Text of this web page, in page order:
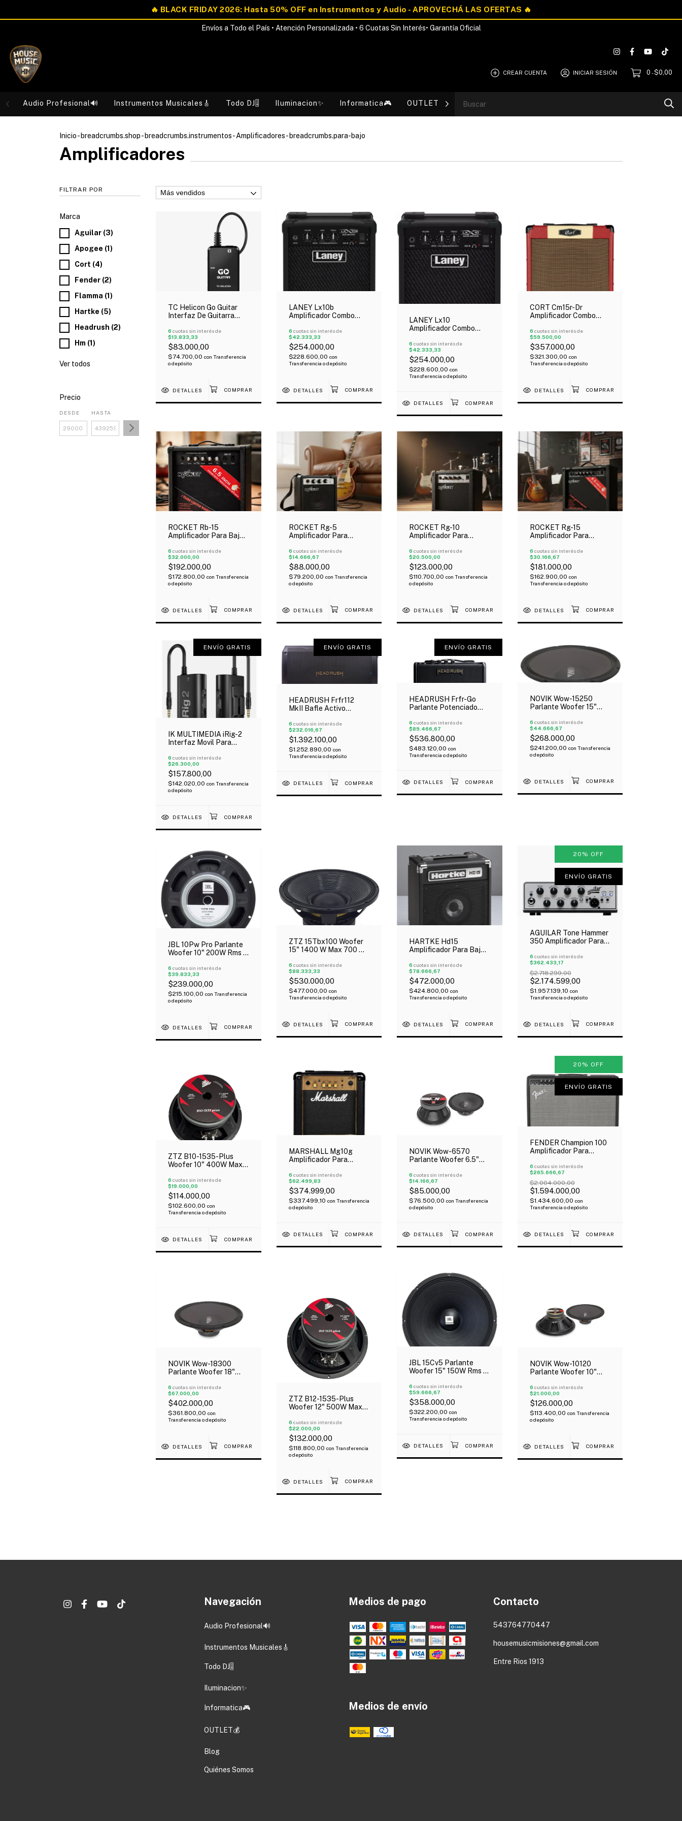
Envíos a Todo el País • Atención Personalizada • 6 Cuotas Sin Interés• Garantía Oficial
CREAR CUENTA INICIAR SESIÓN 0 -$0,00
Audio Profesional🔊 Instrumentos Musicales🎸 Todo DJ🎚️ Iluminacion✨ Informatica🎮 OUTLET💰 Blog
Inicio- breadcrumbs.shop- breadcrumbs.instrumentos- Amplificadores- breadcrumbs.para-bajo
Amplificadores
FILTRAR POR
Marca
Aguilar (3)
Apogee (1)
Cort (4)
Fender (2)
Flamma (1)
Hartke (5)
Headrush (2)
Hm (1)
Ver todos
Precio
DESDE HASTA
TC Helicon Go Guitar
Interfaz De Guitarra
Dispositivos Móviles
Oferta!
6 cuotas sin interés de
$13.833,33
$83.000,00
$74.700,00 con Transferencia
o depósito
DETALLES
LANEY Lx10b
Amplificador Combo
6 cuotas sin interés de
$42.333,33
$254.000,00
$228.600,00 con
Transferencia o depósito
DETALLES
LANEY Lx10
Amplificador Combo
10W 1X5"
6 cuotas sin interés de
$42.333,33
$254.000,00
$228.600,00 con
Transferencia o depósito
DETALLES
CORT Cm15r-Dr
Amplificador Combo
Eléctrica Reverb
6 cuotas sin interés de
$59.500,00
$357.000,00
$321.300,00 con
Transferencia o depósito
DETALLES
ROCKET Rb-15
Amplificador Para Bajo
6 cuotas sin interés de
$32.000,00
$192.000,00
$172.800,00 con Transferencia
o depósito
DETALLES
ROCKET Rg-5
Amplificador Para
Watts
6 cuotas sin interés de
$14.666,67
$88.000,00
$79.200,00 con Transferencia
o depósito
DETALLES
ROCKET Rg-10
Amplificador Para
Watts
6 cuotas sin interés de
$20.500,00
$123.000,00
$110.700,00 con Transferencia
o depósito
DETALLES
ROCKET Rg-15
Amplificador Para
watts
6 cuotas sin interés de
$30.166,67
$181.000,00
$162.900,00 con
Transferencia o depósito
DETALLES
ENVÍO GRATIS
IK MULTIMEDIA iRig-2
Interfaz Movil Para
6 cuotas sin interés de
$26.300,00
$157.800,00
$142.020,00 con Transferencia
o depósito
DETALLES
ENVÍO GRATIS
HEADRUSH Frfr112
MkII Bafle Activo
Bluetooth 5.1
6 cuotas sin interés de
$232.016,67
$1.392.100,00
$1.252.890,00 con
Transferencia o depósito
DETALLES
ENVÍO GRATIS
HEADRUSH Frfr-Go
Parlante Potenciado
Bluetooth 30Wts
6 cuotas sin interés de
$89.466,67
$536.800,00
$483.120,00 con
Transferencia o depósito
DETALLES
NOVIK Wow-15250
Parlante Woofer 15"
Ohms 1000W Pico
6 cuotas sin interés de
$44.666,67
$268.000,00
$241.200,00 con Transferencia
o depósito
DETALLES
JBL 10Pw Pro Parlante
Woofer 10" 200W Rms 8
6 cuotas sin interés de
$39.833,33
$239.000,00
$215.100,00 con Transferencia
o depósito
DETALLES
ZTZ 15Tbx100 Woofer
15" 1400 W Max 700 W
2000 Hz
6 cuotas sin interés de
$88.333,33
$530.000,00
$477.000,00 con
Transferencia o depósito
DETALLES
HARTKE Hd15
Amplificador Para Bajo
Aluminio
6 cuotas sin interés de
$78.666,67
$472.000,00
$424.800,00 con
Transferencia o depósito
DETALLES
20 % OFF
ENVÍO GRATIS
AGUILAR Tone Hammer
350 Amplificador Para
Drive Control Oferta!
6 cuotas sin interés de
$362.433,17
$2.718.299,00
$2.174.599,00
$1.957.139,10 con
Transferencia o depósito
DETALLES
ZTZ B10-1535-Plus
Woofer 10" 400W Max
4000 Hz
6 cuotas sin interés de
$19.000,00
$114.000,00
$102.600,00 con
Transferencia o depósito
DETALLES
MARSHALL Mg10g
Amplificador Para
10 Watts 1 X 6,5"
Auxiliar
6 cuotas sin interés de
$62.499,83
$374.999,00
$337.499,10 con Transferencia
o depósito
DETALLES
NOVIK Wow-6570
Parlante Woofer 6.5"
Ohms 280W Pico
6 cuotas sin interés de
$14.166,67
$85.000,00
$76.500,00 con Transferencia
o depósito
DETALLES
20 % OFF
ENVÍO GRATIS
FENDER Champion 100
Amplificador Para
2X12" Efectos Oferta!
6 cuotas sin interés de
$265.666,67
$2.004.000,00
$1.594.000,00
$1.434.600,00 con
Transferencia o depósito
DETALLES
NOVIK Wow-18300
Parlante Woofer 18"
Ohms 1200W Pico
6 cuotas sin interés de
$67.000,00
$402.000,00
$361.800,00 con
Transferencia o depósito
DETALLES
ZTZ B12-1535-Plus
Woofer 12" 500W Max
5000 Hz
6 cuotas sin interés de
$22.000,00
$132.000,00
$118.800,00 con Transferencia
o depósito
DETALLES
JBL 15Cv5 Parlante
Woofer 15" 150W Rms 8
6 cuotas sin interés de
$59.666,67
$358.000,00
$322.200,00 con
Transferencia o depósito
DETALLES
NOVIK Wow-10120
Parlante Woofer 10"
Ohms 480W Pico
6 cuotas sin interés de
$21.000,00
$126.000,00
$113.400,00 con Transferencia
o depósito
DETALLES
Navegación
Audio Profesional🔊
Instrumentos Musicales🎸
Todo DJ🎚️
Iluminacion✨
Informatica🎮
OUTLET💰
Blog
Quiénes Somos
Medios de pago
Medios de envío
Contacto
543764770447
housemusicmisiones@gmail.com
Entre Rios 1913